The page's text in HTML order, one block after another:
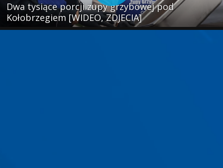
Dwa tysiące porcji zupy grzybowej pod
Kołobrzegiem [WIDEO, ZDJECIA]